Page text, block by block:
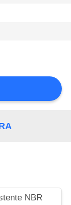
NBR